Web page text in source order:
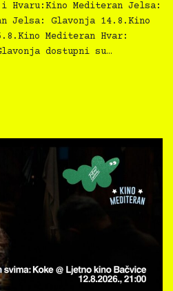
Hvaru:Kino Mediteran Jelsa:
Jelsa: Glavonja 14.8.Kino
Mediteran Hvar:
dostupni su…